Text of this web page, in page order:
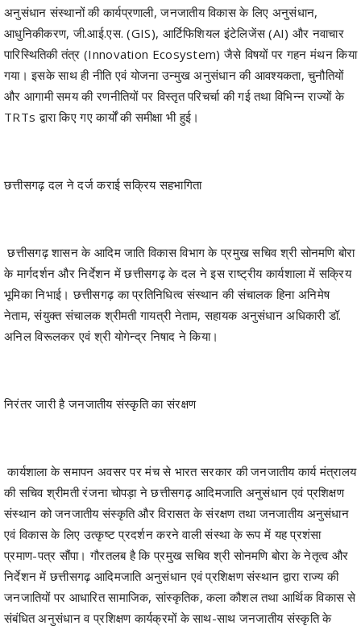
अनुसंधान संस्थानों की कार्यप्रणाली, जनजातीय विकास के लिए अनुसंधान,
आधुनिकीकरण, जी.आई.एस. (GIS), आर्टिफिशियल इंटेलिजेंस (AI) और नवाचार
पारिस्थितिकी तंत्र (Innovation Ecosystem) जैसे विषयों पर गहन मंथन किया
गया। इसके साथ ही नीति एवं योजना उन्मुख अनुसंधान की आवश्यकता, चुनौतियों
और आगामी समय की रणनीतियों पर विस्तृत परिचर्चा की गई तथा विभिन्न राज्यों के
TRTs द्वारा किए गए कार्यों की समीक्षा भी हुई।
छत्तीसगढ़ दल ने दर्ज कराई सक्रिय सहभागिता
छत्तीसगढ़ शासन के आदिम जाति विकास विभाग के प्रमुख सचिव श्री सोनमणि बोरा
के मार्गदर्शन और निर्देशन में छत्तीसगढ़ के दल ने इस राष्ट्रीय कार्यशाला में सक्रिय
भूमिका निभाई। छत्तीसगढ़ का प्रतिनिधित्व संस्थान की संचालक हिना अनिमेष
नेताम, संयुक्त संचालक श्रीमती गायत्री नेताम, सहायक अनुसंधान अधिकारी डॉ.
अनिल विरूलकर एवं श्री योगेन्द्र निषाद ने किया।
निरंतर जारी है जनजातीय संस्कृति का संरक्षण
कार्यशाला के समापन अवसर पर मंच से भारत सरकार की जनजातीय कार्य मंत्रालय
की सचिव श्रीमती रंजना चोपड़ा ने छत्तीसगढ़ आदिमजाति अनुसंधान एवं प्रशिक्षण
संस्थान को जनजातीय संस्कृति और विरासत के संरक्षण तथा जनजातीय अनुसंधान
एवं विकास के लिए उत्कृष्ट प्रदर्शन करने वाली संस्था के रूप में यह प्रशंसा
प्रमाण-पत्र सौंपा। गौरतलब है कि प्रमुख सचिव श्री सोनमणि बोरा के नेतृत्व और
निर्देशन में छत्तीसगढ़ आदिमजाति अनुसंधान एवं प्रशिक्षण संस्थान द्वारा राज्य की
जनजातियों पर आधारित सामाजिक, सांस्कृतिक, कला कौशल तथा आर्थिक विकास से
संबंधित अनुसंधान व प्रशिक्षण कार्यक्रमों के साथ-साथ जनजातीय संस्कृति के